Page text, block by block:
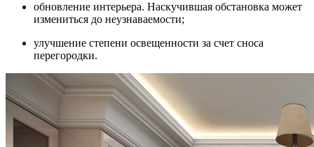
обновление интерьера. Наскучившая обстановка может
измениться до неузнаваемости;
улучшение степени освещенности за счет сноса
перегородки.